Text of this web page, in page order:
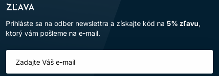
ZĽAVA
Prihláste sa na odber newslettra a získajte kód na 5% zľavu,
ktorý vám pošleme na e-mail.